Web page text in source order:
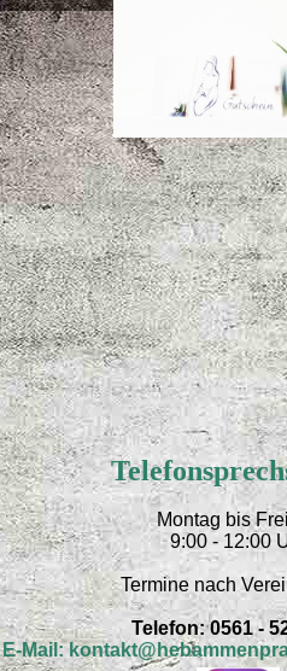
Montag bis
9:00 - 12:00
Termine nach
Telefon: 0561 -
E-Mail: